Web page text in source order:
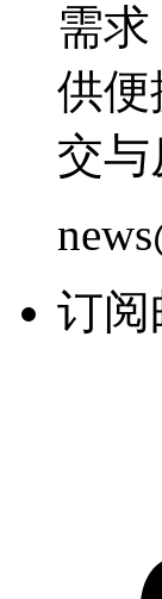
需
供便
交与
订阅